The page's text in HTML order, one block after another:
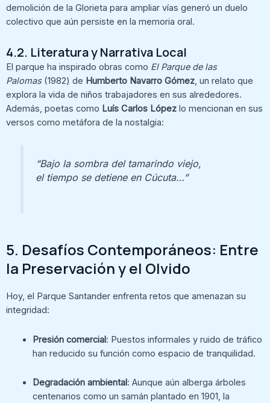
demolición de la Glorieta para ampliar vías generó un duelo
colectivo que aún persiste en la memoria oral.
4.2. Literatura y Narrativa Local
El parque ha inspirado obras como El Parque de las
Palomas(1982) de Humberto Navarro Gómez , un relato que
explora la vida de niños trabajadores en sus alrededores.
Además, poetas como Luís Carlos López lo mencionan en sus
versos como metáfora de la nostalgia:
“Bajo la sombra del tamarindo viejo,
el tiempo se detiene en Cúcuta…”
5. Desafíos Contemporáneos: Entre
la Preservación y el Olvido
Hoy, el Parque Santander enfrenta retos que amenazan su
integridad:
Presión comercial: Puestos informales y ruido de tráfico
han reducido su función como espacio de tranquilidad.
Degradación ambiental: Aunque aún alberga árboles
centenarios como un samán plantado en 1901, la